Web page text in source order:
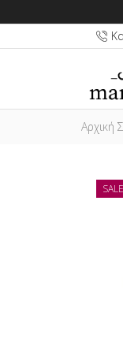
Αρχική
SALE